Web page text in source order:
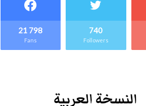
21 798
Fans
740
Followers